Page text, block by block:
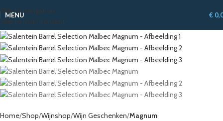
Skip to navigation
Skip to main content
MENU €
Home Shop Wijnshop Wijn Geschenken Magnum